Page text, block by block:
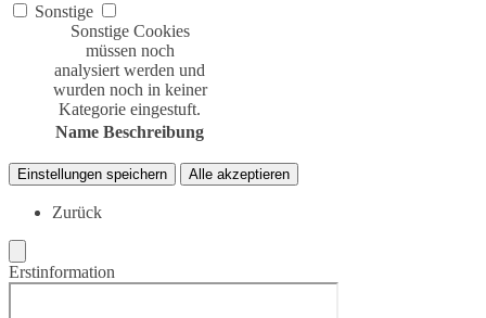
Sonstige
Sonstige Cookies
müssen noch
analysiert werden und
wurden noch in keiner
Kategorie eingestuft.
Name Beschreibung
Einstellungen speichern Alle akzeptieren
Zurück
Erstinformation